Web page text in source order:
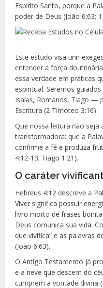
Espírito Santo, porque a
poder de Deus (João 6:63;
Este estudo visa unir
entender a força
essa verdade em práticas
espiritual. Seremos
Isaías, Romanos, Tiago —
Escritura (2 Timóteo 3:16).
Que nossa leitura não seja
transformadora: que a
confirme a fé e produza
4:12-13; Tiago 1:21).
O caráter
Hebreus 4:12 descreve a
Viver significa possuir
livro morto de frases
Deus comunica sua vida.
que vivifica” e as palavras
(João 6:63).
O Antigo Testamento já
e a neve que descem do
cumprem a vontade divina